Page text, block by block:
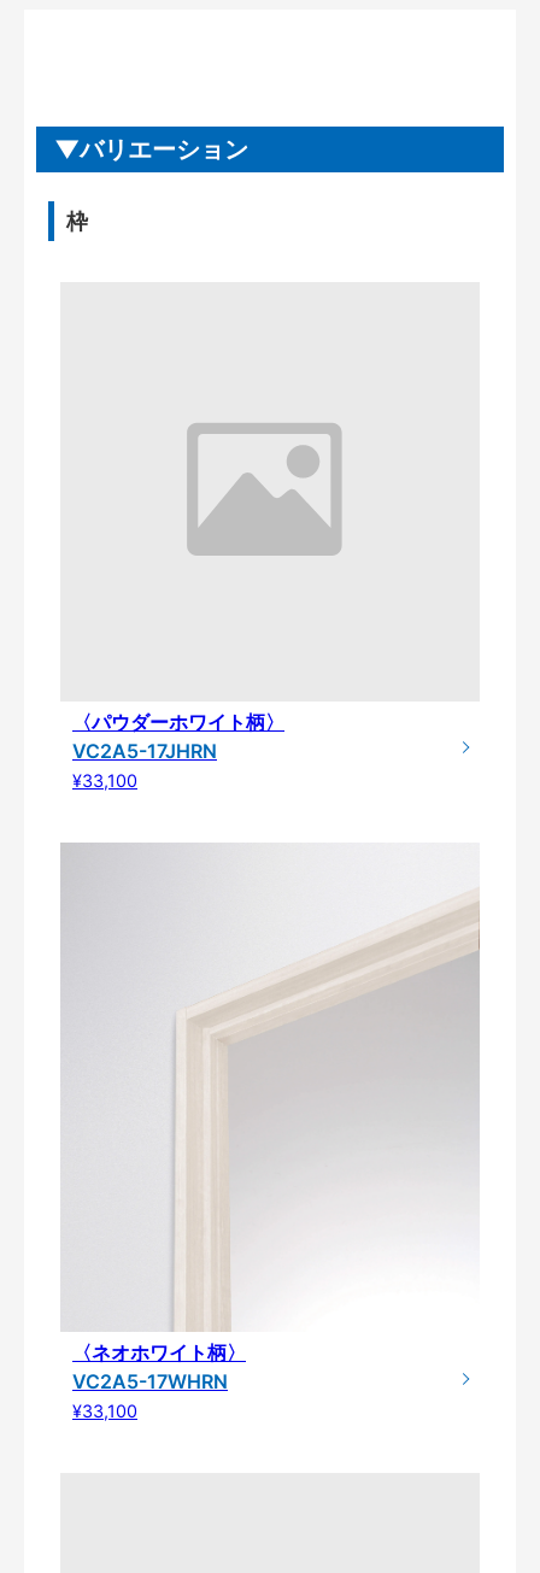
バリエーション
枠
〈パウダーホワイト柄〉
VC2A5-17JHRN
¥33,100
〈ネオホワイト柄〉
VC2A5-17WHRN
¥33,100